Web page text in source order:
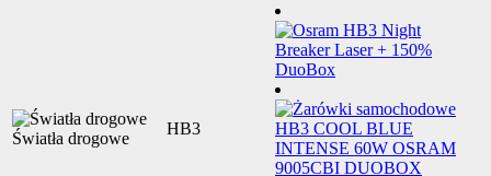
Światła drogowe
HB3